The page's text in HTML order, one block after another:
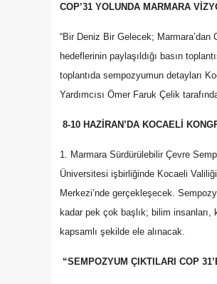
COP’31 YOLUNDA MARMARA
“Bir Deniz Bir Gelecek; Marmara’dan
hedeflerinin paylaşıldığı basın
toplantıda sempozyumun detayları
Yardımcısı Ömer Faruk Çelik
8-10 HAZİRAN’DA KOCAELİ
1. Marmara Sürdürülebilir Çevre
Üniversitesi işbirliğinde Kocaeli
Merkezi’nde gerçekleşecek.
kadar pek çok başlık; bilim insanları,
kapsamlı şekilde ele alınacak.
“SEMPOZYUM ÇIKTILARI COP